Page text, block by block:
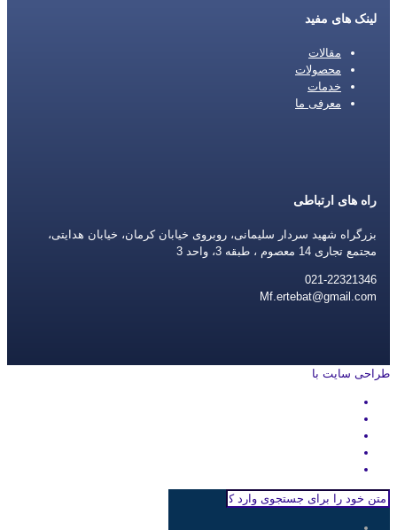
لینک های مفید
مقالات
محصولات
خدمات
معرفی ما
راه های ارتباطی
بزرگراه شهید سردار سلیمانی، روبروی خیابان کرمان، خیابان هدایتی،
مجتمع تجاری 14 معصوم ، طبقه 3، واحد 3
021-22321346
Mf.ertebat@gmail.com
طراحی سایت با